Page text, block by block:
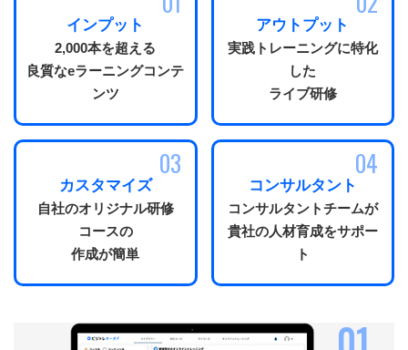
インプット
2,000本を超える
良質なeラーニングコンテ
ンツ
アウトプット
実践トレーニングに特化
した
ライブ研修
カスタマイズ
自社のオリジナル研修
コースの
作成が簡単
コンサルタント
コンサルタントチームが
貴社の人材育成をサポー
ト